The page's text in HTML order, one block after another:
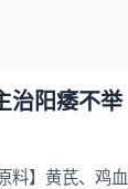
治阳痿不举
料】黄芪、鸡